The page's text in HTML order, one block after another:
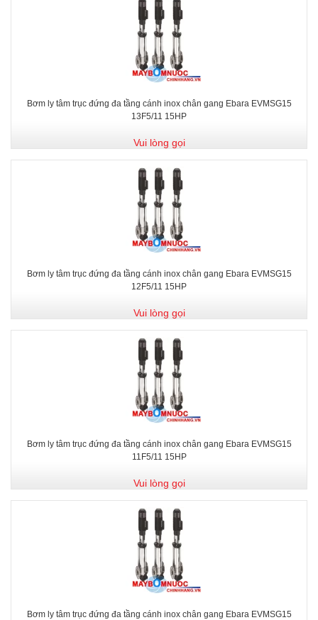
Bơm ly tâm trục đứng đa tầng cánh inox chân gang Ebara EVMSG15
13F5/11 15HP
Vui lòng gọi
Bơm ly tâm trục đứng đa tầng cánh inox chân gang Ebara EVMSG15
12F5/11 15HP
Vui lòng gọi
Bơm ly tâm trục đứng đa tầng cánh inox chân gang Ebara EVMSG15
11F5/11 15HP
Vui lòng gọi
Bơm ly tâm trục đứng đa tầng cánh inox chân gang Ebara EVMSG15